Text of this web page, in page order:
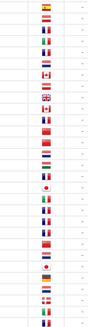
-
-
-
-
-
-
-
-
-
-
-
-
-
-
-
-
-
-
-
-
-
-
-
-
-
-
-
-
-